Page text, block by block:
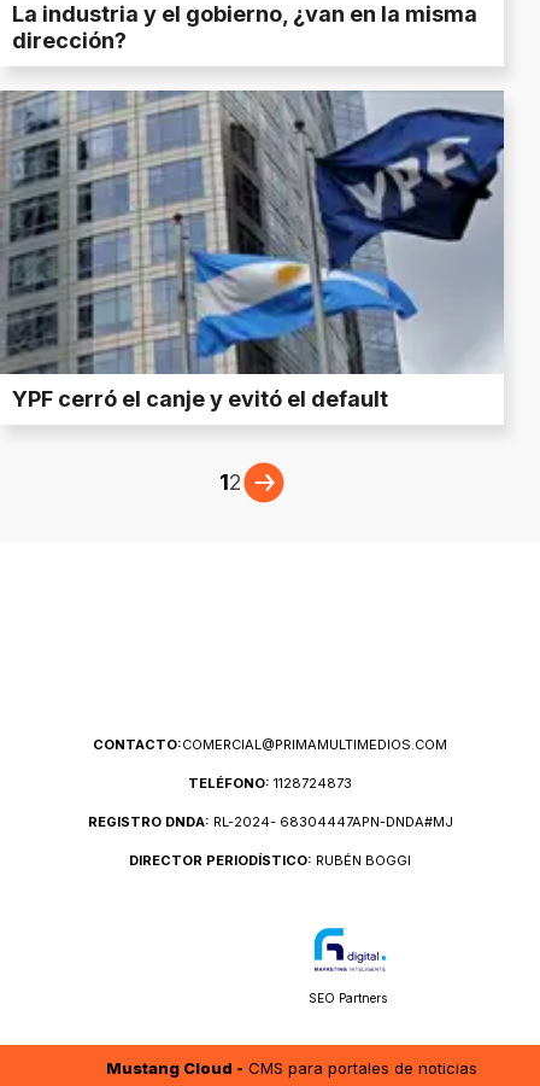
La industria y el gobierno, ¿van en la misma
dirección?
YPF cerró el canje y evitó el default
12
CONTACTO:COMERCIAL@PRIMAMULTIMEDIOS.COM
TELÉFONO: 1128724873
REGISTRO DNDA: RL-2024- 68304447APN-DNDA#MJ
DIRECTOR PERIODÍSTICO: RUBÉN BOGGI
SEO Partners
Mustang Cloud - CMS para portales de noticias